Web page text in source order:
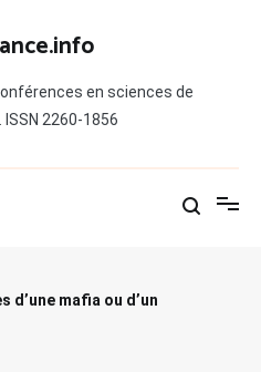
en sciences de
2260-1856
d’une mafia ou d’un